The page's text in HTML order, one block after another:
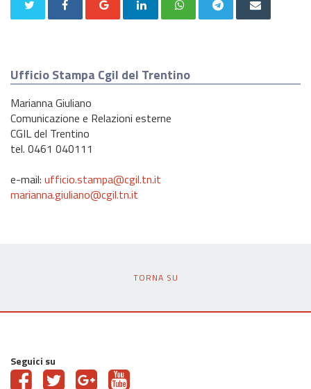
Ufficio Stampa Cgil del Trentino
Marianna Giuliano
Comunicazione e Relazioni esterne
CGIL del Trentino
tel. 0461 040111
e-mail: ufficio.stampa@cgil.tn.it
marianna.giuliano@cgil.tn.it
TORNA SU
Seguici su